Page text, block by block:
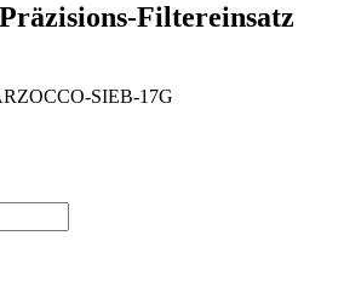
Filtereinsatz
SIEB-17G